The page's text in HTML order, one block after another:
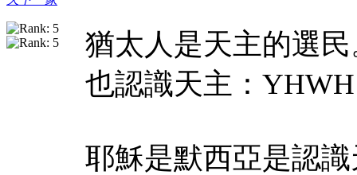
猶太人是天主的選
也認識天主：
耶穌是默西亞是認